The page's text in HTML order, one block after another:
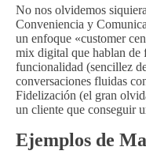
No nos olvidemos
Conveniencia y
un enfoque «customer
mix digital que hablan
funcionalidad (sencillez
conversaciones fluidas
Fidelización (el gran
un cliente que conseguir
Ejemplos de